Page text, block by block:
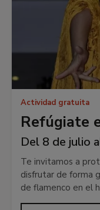
Actividad gratuita
Refúgiate
Del 8 de julio
Te invitamos a
disfrutar de forma
de flamenco en el